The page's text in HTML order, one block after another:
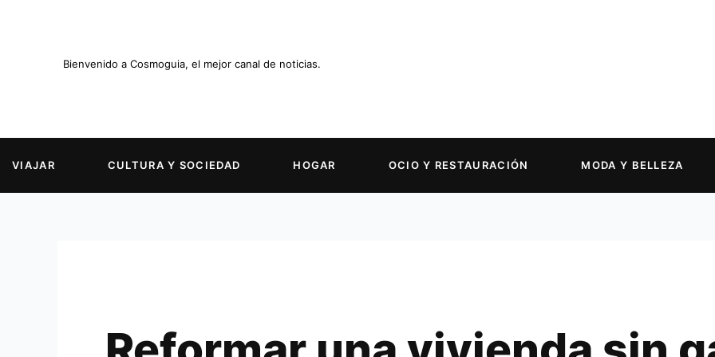
Bienvenido a Cosmoguia, el mejor canal de noticias.
VIAJAR CULTURA Y SOCIEDAD HOGAR OCIO Y RESTAURACIÓN MODA Y BELLEZA